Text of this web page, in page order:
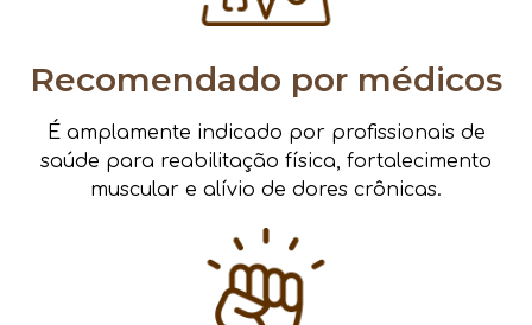
Recomendado por médicos
É amplamente indicado por profissionais de
saúde para reabilitação física, fortalecimento
muscular e alívio de dores crônicas.